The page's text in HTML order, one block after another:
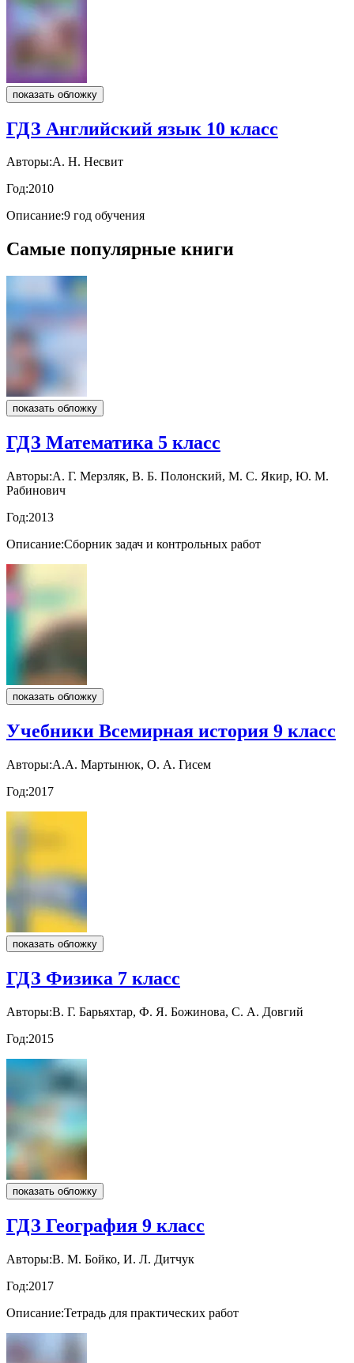
показать обложку
ГДЗ Английский язык 10 класс
Авторы:А. Н. Несвит
Год:2010
Описание:9 год обучения
Самые популярные книги
показать обложку
ГДЗ Математика 5 класс
Авторы:А. Г. Мерзляк, В. Б. Полонский, М. С. Якир, Ю. М.
Рабинович
Год:2013
Описание:Сборник задач и контрольных работ
показать обложку
Учебники Всемирная история 9 класс
Авторы:А.А. Мартынюк, О. А. Гисем
Год:2017
показать обложку
ГДЗ Физика 7 класс
Авторы:В. Г. Барьяхтар, Ф. Я. Божинова, С. А. Довгий
Год:2015
показать обложку
ГДЗ География 9 класс
Авторы:В. М. Бойко, И. Л. Дитчук
Год:2017
Описание:Тетрадь для практических работ